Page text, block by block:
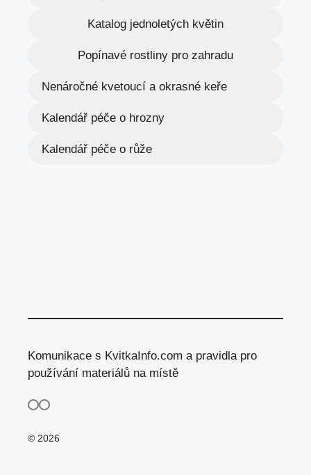
Katalog jednoletých květin
Popínavé rostliny pro zahradu
Nenáročné kvetoucí a okrasné keře
Kalendář péče o hrozny
Kalendář péče o růže
Komunikace s KvitkaInfo.com a pravidla pro
používání materiálů na místě
© 2026